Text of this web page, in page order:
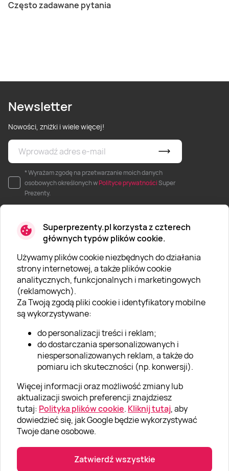
Superprezenty.pl korzysta z czterech
głównych typów plików cookie.
Używamy plików cookie niezbędnych do działania
strony internetowej, a także plików cookie
analitycznych, funkcjonalnych i marketingowych
(reklamowych).
Za Twoją zgodą pliki cookie i identyfikatory mobilne
są wykorzystywane:
do personalizacji treści i reklam;
do dostarczania spersonalizowanych i
niespersonalizowanych reklam, a także do
pomiaru ich skuteczności (np. konwersji).
Więcej informacji oraz możliwość zmiany lub
aktualizacji swoich preferencji znajdziesz
tutaj: Polityka plików cookie. Kliknij tutaj, aby
dowiedzieć się, jak Google będzie wykorzystywać
Twoje dane osobowe.
Zatwierdź wszystkie
Często zadawane pytania
Newsletter
Nowości, zniżki i wiele więcej!
* Wyrażam zgodę na przetwarzanie moich danych
osobowych określonych wPolityce prywatnościSuper
Prezenty.
O SUPERPREZENTY
O nas
Aktualności
Kariera w Super Prezentach
Klub Lojalnościowy
Dodaj recenzję
Informacje
GRUPA „SUPER PREZENTY“